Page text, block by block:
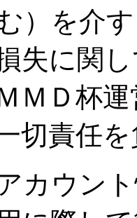
）を介
失に関
ＭＤ杯
切責任
カウン